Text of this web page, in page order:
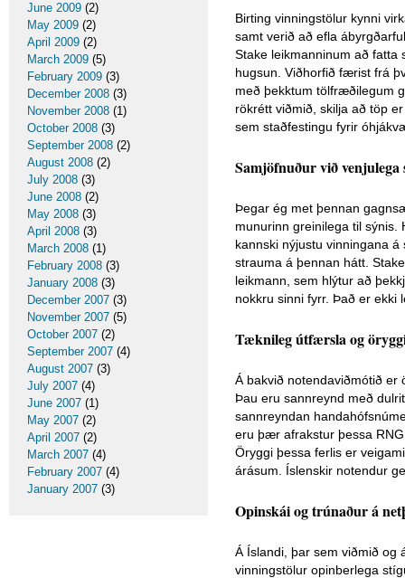
Birting vinningstölur kynni
samt verið að efla
Stake leikmanninum að
hugsun. Viðhorfið færist frá
með þekktum tölfræðilegum
rökrétt viðmið, skilja að töp
sem staðfestingu fyrir
Samjöfnuður við venjulega
Þegar ég met þennan
munurinn greinilega til
kannski nýjustu vinningana
strauma á þennan hátt.
leikmann, sem hlýtur að
nokkru sinni fyrr. Það er ekki
Tæknileg útfærsla og
Á bakvið notendaviðmótið
Þau eru sannreynd með
sannreyndan
eru þær afrakstur þessa
Öryggi þessa ferlis er
árásum. Íslenskir notendur
Opinskái og trúnaður á
Á Íslandi, þar sem viðmið og
vinningstölur opinberlega
June 2009 (2)
May 2009 (2)
April 2009 (2)
March 2009 (5)
February 2009 (3)
December 2008 (3)
November 2008 (1)
October 2008 (3)
September 2008 (2)
August 2008 (2)
July 2008 (3)
June 2008 (2)
May 2008 (3)
April 2008 (3)
March 2008 (1)
February 2008 (3)
January 2008 (3)
December 2007 (3)
November 2007 (5)
October 2007 (2)
September 2007 (4)
August 2007 (3)
July 2007 (4)
June 2007 (1)
May 2007 (2)
April 2007 (2)
March 2007 (4)
February 2007 (4)
January 2007 (3)